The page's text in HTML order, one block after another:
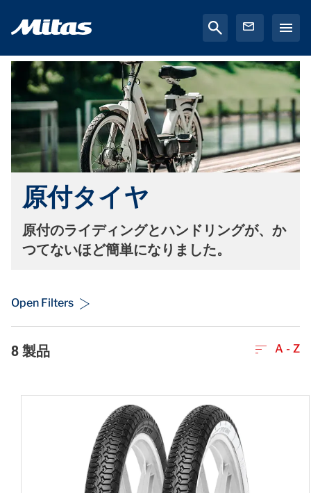
原付タイヤ
原付のライディングとハンドリングが、か
つてないほど簡単になりました。
Open Filters
8製品 A - Z